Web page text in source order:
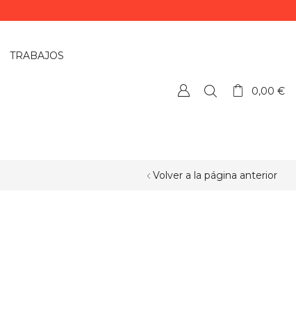
TRABAJOS
0,00€
Volver a la página anterior